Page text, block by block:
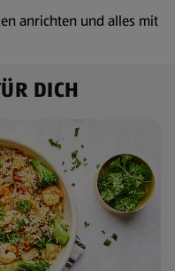
anrichten und alles mit
DICH